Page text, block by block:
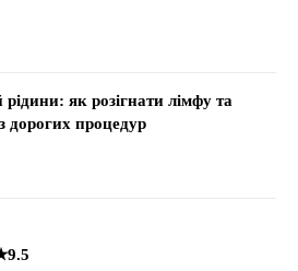
як розігнати лімфу та
дорогих процедур